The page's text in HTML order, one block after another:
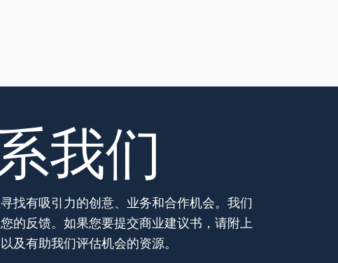
我们
找有吸引力的创意、业务和合作机会。我们
的反馈。如果您要提交商业建议书，请附上
及有助我们评估机会的资源。